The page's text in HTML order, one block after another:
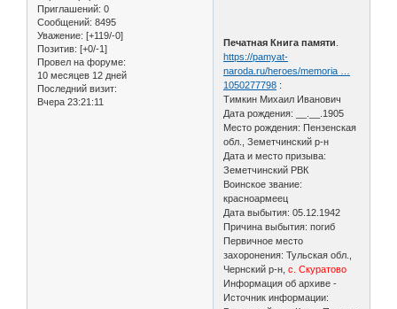
Приглашений: 0
Сообщений: 8495
Уважение: [+119/-0]
Позитив: [+0/-1]
Провел на форуме:
10 месяцев 12 дней
Последний визит:
Вчера 23:21:11
Печатная Книга памяти
https://pamyat-
naroda.ru/heroes/memoria …
1050277798 :
Тимкин Михаил Иванович
Дата рождения: __.__.1905
Место рождения: Пензенская
обл., Земетчинский р-н
Дата и место призыва:
Земетчинский РВК
Воинское звание:
красноармеец
Дата выбытия: 05.12.1942
Причина выбытия: погиб
Первичное место
захоронения: Тульская обл.,
Чернский р-н,с. Скуратово
Информация об архиве -
Источник информации: